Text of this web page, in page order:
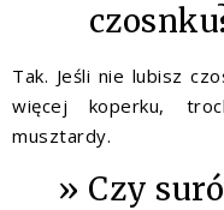
Tak. Jeśli nie lubisz
więcej koperku,
musztardy.
Czy